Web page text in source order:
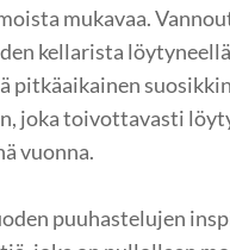
mukavaa.
kellarista
pitkäaikainen
joka toivottavasti
vuonna.
puuhastelujen